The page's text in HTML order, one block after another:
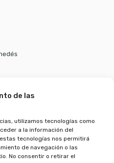
de las
utilizamos tecnologías como
a la información del
tecnologías nos permitirá
de navegación o las
No consentir o retirar el